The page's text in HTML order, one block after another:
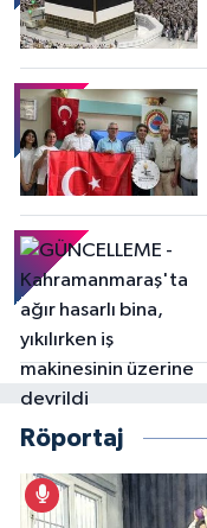
Röportaj